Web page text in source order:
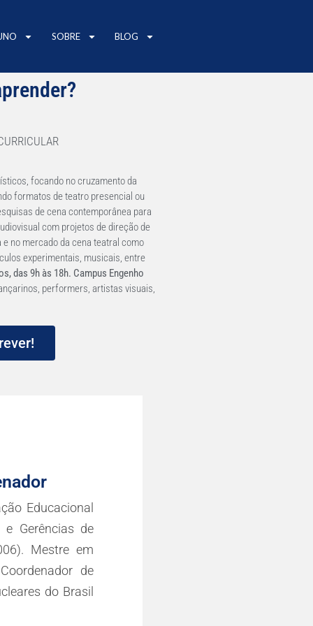
SOBRE BLOG
focando no cruzamento da
formatos de teatro presencial ou
de cena contemporânea para
com projetos de direção de
no mercado da cena teatral como
experimentais, musicais, entre
das 9h às 18h. Campus Engenho
performers, artistas visuais,
Educacional
Gerências de
Mestre em
de
do Brasil